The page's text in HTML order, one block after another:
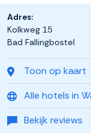
Toon op kaart
Alle hotels in
Bekijk reviews
Adres:
Kolkweg 15
Bad Fallingbostel